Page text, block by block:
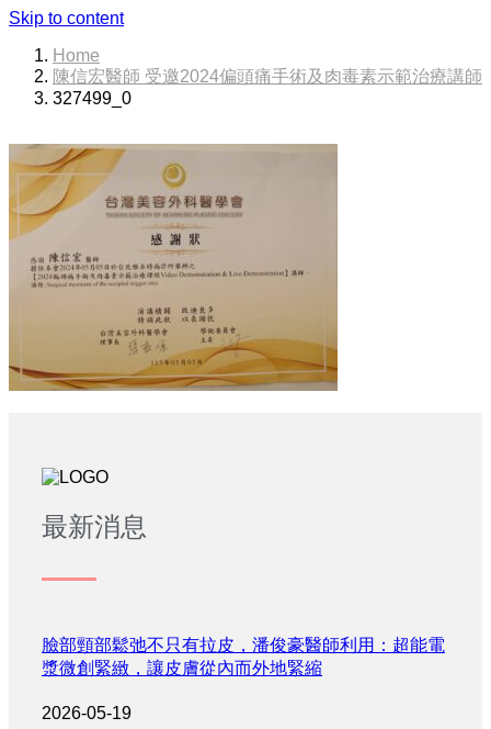
Skip to content
Home
陳信宏醫師 受邀2024偏頭痛手術及肉毒素示範治療講師
327499_0
最新消息
臉部頸部鬆弛不只有拉皮，潘俊豪醫師利用：超能電
漿微創緊緻，讓皮膚從內而外地緊縮
2026-05-19